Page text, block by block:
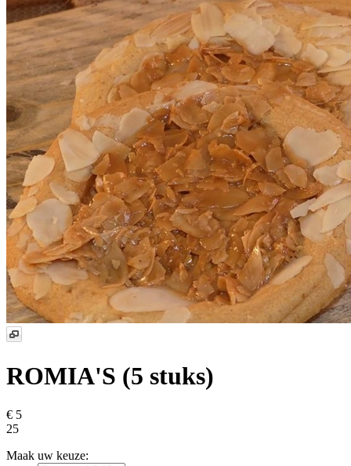
ROMIA'S (5 stuks)
€ 5
25
Maak uw keuze: